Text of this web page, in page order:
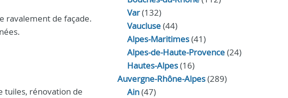
ravalement de façade.
tuiles, rénovation de
Var(132)
Vaucluse(44)
Alpes-Maritimes(41)
Alpes-de-Haute-Provence(24)
Hautes-Alpes(16)
Auvergne-Rhône-Alpes(289)
Ain(47)